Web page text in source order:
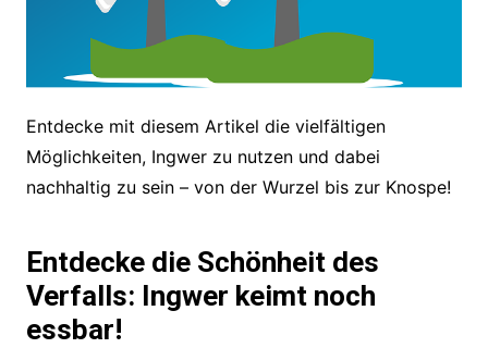
Entdecke mit diesem Artikel die vielfältigen
Möglichkeiten, Ingwer zu nutzen und dabei
nachhaltig zu sein – von der Wurzel bis zur Knospe!
Entdecke die Schönheit des
Verfalls: Ingwer keimt noch
essbar!